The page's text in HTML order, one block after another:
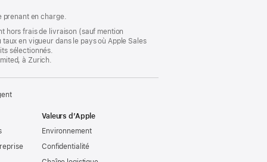
prenant en charge.
hors frais de livraison (sauf mention
en vigueur dans le pays où Apple Sales
sélectionnés.
à Zurich.
Valeurs d’Apple
Environnement
Confidentialité